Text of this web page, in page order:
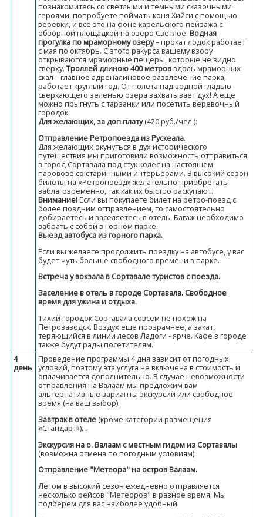
познакомитесь со светлыми и темными сказочными
героями, попробуете поймать коня Хийси с помощью
веревки, и все это на фоне карельского пейзажа с
обзорной площадкой на озеро Светлое. Водная
прогулка по мраморному озеру– прокат лодок работает
с мая по октябрь. С этого ракурса вашему взору
открываются мраморные пещеры, которые не видно
сверху. Троллей длиною 400 метроввдоль мраморных
скал – главное адреналиновое развлечение парка,
работает круглый год. От полета над водной гладью
сверкающего зеленью озера захватывает дух! А еще
можно прыгнуть с тарзанки или посетить веревочный
городок.
Для желающих, за доп.плату(420 руб./чел.):
Отправление Ретропоезда из Рускеала.
Для желающих окунуться в дух исторического
путешествия мы приготовили возможность отправиться
в город Сортавала под стук колес на настоящем
паровозе со старинными интерьерами. В высокий сезон
билеты на «Ретропоезд» желательно приобретать
заблаговременно, так как их быстро раскупают.
Внимание!Если вы покупаете билет на ретро-поезд с
более поздним отправлением, то самостоятельно
добираетесь и заселяетесь в отель. Багаж необходимо
забрать с собой в Горном парке.
Выезд автобуса из горного парка.
Если вы желаете продолжить поездку на автобусе, у вас
будет чуть больше свободного времени в парке.
Встреча у вокзала в Сортавале туристов с поезда.
Заселение в отель в городе Сортавала. Свободное
время для ужина и отдыха.
Тихий городок Сортавала совсем не похож на
Петрозаводск. Воздух еще прозрачнее, а закат,
теряющийся в линии лесов Ладоги - ярче. Кафе в городе
также будут рады посетителям.
4
день
Проведение программы 4 дня зависит от погодных
условий, поэтому эта услуга не включена в стоимость и
оплачивается дополнительно. В случае невозможности
отправления на Валаам мы предложим вам
альтернативные варианты экскурсий или свободное
время (на ваш выбор).
Завтрак в отеле (кроме категории размещения
«Стандарт»). .
Экскурсия на о. Валаам с местным гидом из Сортавалы
(возможна отмена по погодным условиям).
Отправление "Метеора" на остров Валаам.
Летом в высокий сезон ежедневно отправляется
несколько рейсов "Метеоров" в разное время. Мы
подберем для вас наиболее удобный.